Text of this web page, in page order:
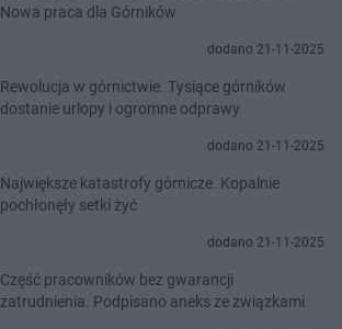
Nowa praca dla Górników
dodano 21-11-2025
Rewolucja w górnictwie. Tysiące górników
dostanie urlopy i ogromne odprawy
dodano 21-11-2025
Największe katastrofy górnicze. Kopalnie
pochłonęły setki żyć
dodano 21-11-2025
Część pracowników bez gwarancji
zatrudnienia. Podpisano aneks ze związkami